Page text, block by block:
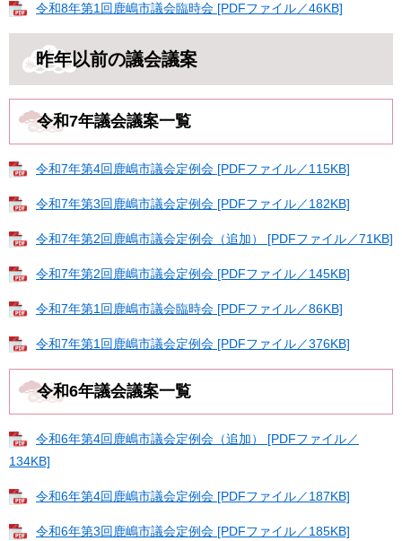
令和8年第1回鹿嶋市議会臨時会 [PDFファイル／46KB]
昨年以前の議会議案
令和7年議会議案一覧
令和7年第4回鹿嶋市議会定例会 [PDFファイル／115KB]
令和7年第3回鹿嶋市議会定例会 [PDFファイル／182KB]
令和7年第2回鹿嶋市議会定例会（追加） [PDFファイル／71KB]
令和7年第2回鹿嶋市議会定例会 [PDFファイル／145KB]
令和7年第1回鹿嶋市議会臨時会 [PDFファイル／86KB]
令和7年第1回鹿嶋市議会定例会 [PDFファイル／376KB]
令和6年議会議案一覧
令和6年第4回鹿嶋市議会定例会（追加） [PDFファイル／
134KB]
令和6年第4回鹿嶋市議会定例会 [PDFファイル／187KB]
令和6年第3回鹿嶋市議会定例会 [PDFファイル／185KB]